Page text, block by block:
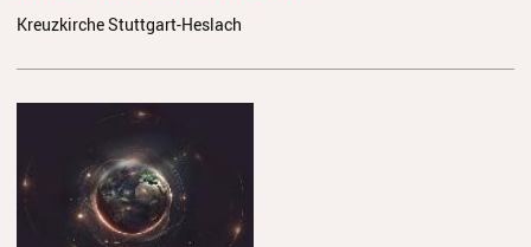
Kreuzkirche Stuttgart-Heslach